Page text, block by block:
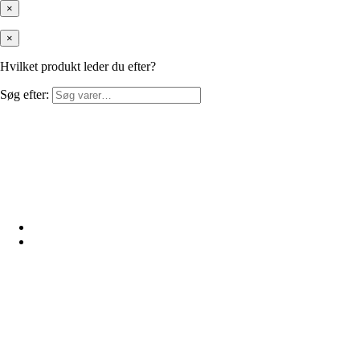
×
×
Hvilket produkt leder du efter?
Søg efter: